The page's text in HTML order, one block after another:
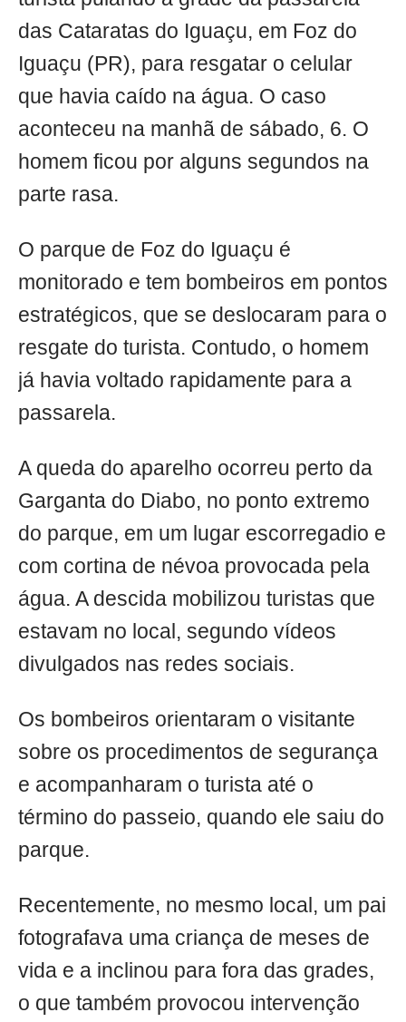
das Cataratas do Iguaçu, em Foz do
Iguaçu (PR), para resgatar o celular
que havia caído na água. O caso
aconteceu na manhã de sábado, 6. O
homem ficou por alguns segundos na
parte rasa.
O parque de Foz do Iguaçu é
monitorado e tem bombeiros em pontos
estratégicos, que se deslocaram para o
resgate do turista. Contudo, o homem
já havia voltado rapidamente para a
passarela.
A queda do aparelho ocorreu perto da
Garganta do Diabo, no ponto extremo
do parque, em um lugar escorregadio e
com cortina de névoa provocada pela
água. A descida mobilizou turistas que
estavam no local, segundo vídeos
divulgados nas redes sociais.
Os bombeiros orientaram o visitante
sobre os procedimentos de segurança
e acompanharam o turista até o
término do passeio, quando ele saiu do
parque.
Recentemente, no mesmo local, um pai
fotografava uma criança de meses de
vida e a inclinou para fora das grades,
o que também provocou intervenção